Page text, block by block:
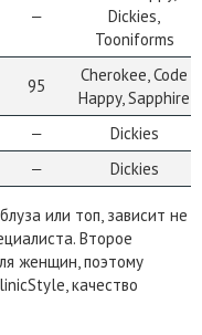
‒
Dickies,
Tooniforms
95
Cherokee, Code
Happy, Sapphire
‒
Dickies
‒ Dickies
или топ, зависит не
Второе
женщин, поэтому
качество